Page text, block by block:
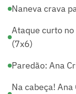
Naneva crava
Ataque curto
(7x6)
Paredão: Ana
Na cabeça!